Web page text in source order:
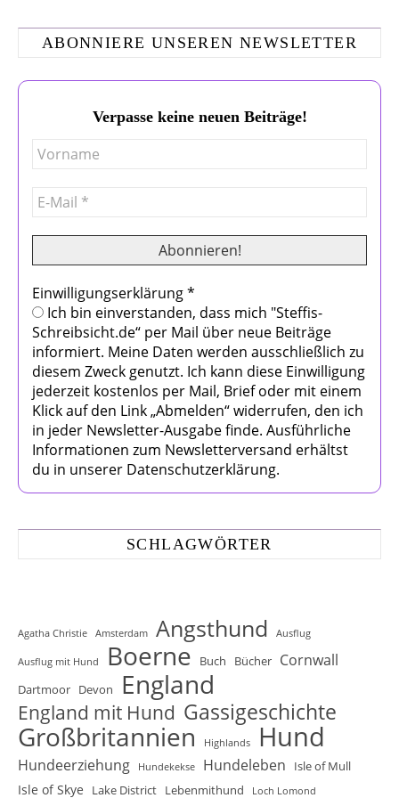
ABONNIERE UNSEREN NEWSLETTER
Verpasse keine neuen Beiträge!
Einwilligungserklärung*
Ich bin einverstanden, dass mich "Steffis-
Schreibsicht.de“ per Mail über neue Beiträge
informiert. Meine Daten werden ausschließlich zu
diesem Zweck genutzt. Ich kann diese Einwilligung
jederzeit kostenlos per Mail, Brief oder mit einem
Klick auf den Link „Abmelden“ widerrufen, den ich
in jeder Newsletter-Ausgabe finde. Ausführliche
Informationen zum Newsletterversand erhältst
du in unserer Datenschutzerklärung.
SCHLAGWÖRTER
Agatha Christie Amsterdam Angsthund Ausflug
Ausflug mit Hund Boerne Buch Bücher Cornwall
Dartmoor Devon England
England mit Hund Gassigeschichte
Großbritannien Highlands Hund
Hundeerziehung Hundekekse Hundeleben Isle of Mull
Isle of Skye Lake District Lebenmithund Loch Lomond